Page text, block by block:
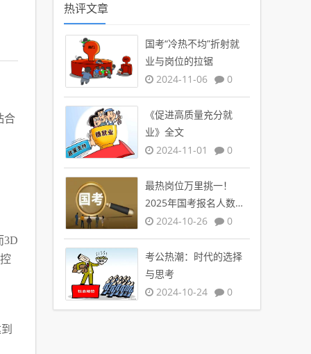
合
3D
热评文章
国考“冷热不均”折射就
业与岗位的拉锯
2024-11-06
0
《促进高质量充分就
业》全文
2024-11-01
0
最热岗位万里挑一！
2025年国考报名人数创
新高2024-10-26 0
考公热潮：时代的选择
与思考
2024-10-24
0